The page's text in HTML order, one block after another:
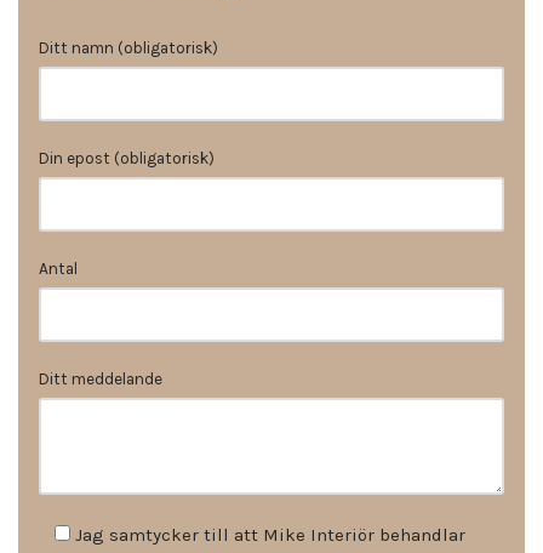
Ditt namn (obligatorisk)
Din epost (obligatorisk)
Antal
Ditt meddelande
Jag samtycker till att Mike Interiör behandlar